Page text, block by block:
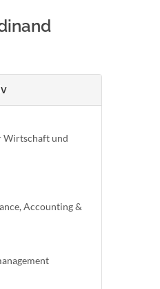
Wirtschaft und
Accounting &